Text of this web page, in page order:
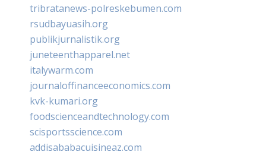
tribratanews-polreskebumen.com
rsudbayuasih.org
publikjurnalistik.org
juneteenthapparel.net
italywarm.com
journaloffinanceeconomics.com
kvk-kumari.org
foodscienceandtechnology.com
scisportsscience.com
addisababacuisineaz.com